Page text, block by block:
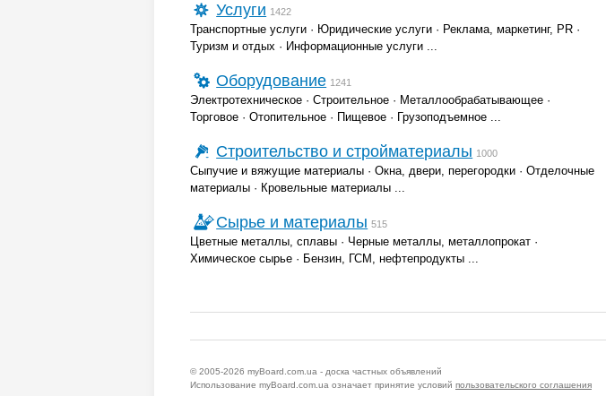
Услуги 1422
Транспортные услуги · Юридические услуги · Реклама, маркетинг, PR ·
Туризм и отдых · Информационные услуги ...
Оборудование 1241
Электротехническое · Строительное · Металлообрабатывающее ·
Торговое · Отопительное · Пищевое · Грузоподъемное ...
Строительство и стройматериалы 1000
Сыпучие и вяжущие материалы · Окна, двери, перегородки · Отделочные
материалы · Кровельные материалы ...
Сырье и материалы 515
Цветные металлы, сплавы · Черные металлы, металлопрокат ·
Химическое сырье · Бензин, ГСМ, нефтепродукты ...
© 2005-2026 myBoard.com.ua - доска частных объявлений
Использование myBoard.com.ua означает принятие условий пользовательского соглашения